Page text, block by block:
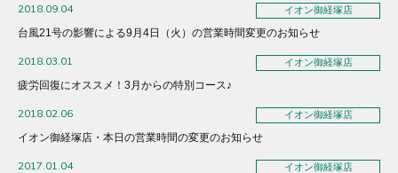
2018.09.04 イオン御経塚店
台風21号の影響による9月4日（火）の営業時間変更のお知らせ
2018.03.01 イオン御経塚店
疲労回復にオススメ！3月からの特別コース♪
2018.02.06 イオン御経塚店
イオン御経塚店・本日の営業時間の変更のお知らせ
2017.01.04 イオン御経塚店